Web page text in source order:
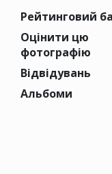
Рейтинговий
Оцінити цю
фотографію
Відвідувань
Альбоми